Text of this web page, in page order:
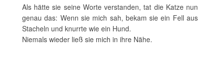
Als hätte sie seine Worte verstanden, tat die Katze nun
genau das: Wenn sie mich sah, bekam sie ein Fell aus
Stacheln und knurrte wie ein Hund.
Niemals wieder ließ sie mich in ihre Nähe.